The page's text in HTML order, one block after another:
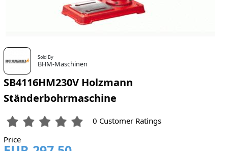
Sold By
BHM-Maschinen
SB4116HM230V Holzmann
Ständerbohrmaschine
0 Customer Ratings
Price